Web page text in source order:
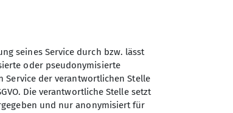
mehr.
eine
und Seile in der Halle
und
Sektion Teisendorf des
Deutschen Alpenvereins e.V.
seines Service durch bzw. lässt
oder pseudonymisierte
der verantwortlichen Stelle
Die verantwortliche Stelle setzt
und nur anonymisiert für